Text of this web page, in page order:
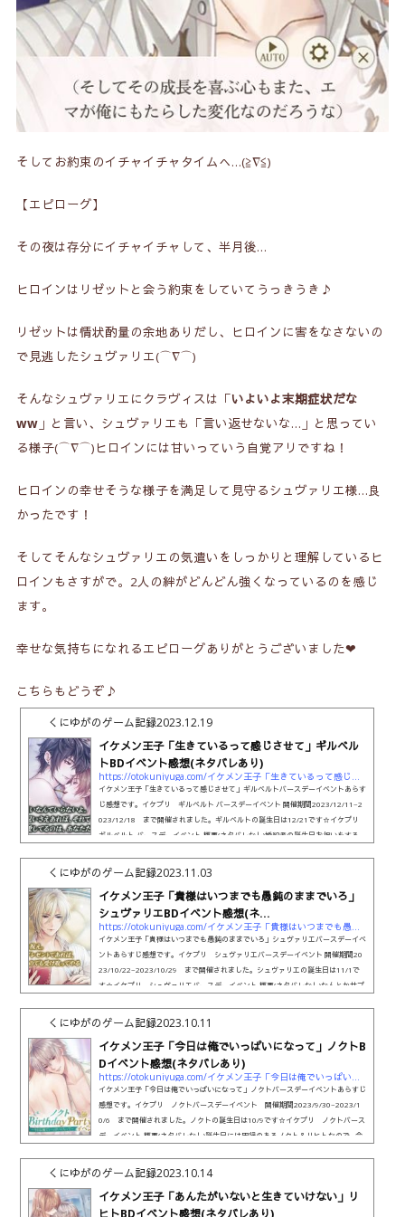
そしてお約束のイチャイチャタイムへ…(≧∇≦)
【エピローグ】
その夜は存分にイチャイチャして、半月後…
ヒロインはリゼットと会う約束をしていてうっきうき♪
リゼットは情状酌量の余地ありだし、ヒロインに害をなさないの
で見逃したシュヴァリエ(⌒∇⌒)
そんなシュヴァリエにクラヴィスは「いよいよ末期症状だな
ww」と言い、シュヴァリエも「言い返せないな…」と思ってい
る様子(⌒∇⌒)ヒロインには甘いっていう自覚アリですね！
ヒロインの幸せそうな様子を満足して見守るシュヴァリエ様…良
かったです！
そしてそんなシュヴァリエの気遣いをしっかりと理解しているヒ
ロインもさすがで。2人の絆がどんどん強くなっているのを感じ
ます。
幸せな気持ちになれるエピローグありがとうございました❤
こちらもどうぞ♪
くにゆがのゲーム記録2023.12.19
イケメン王子「生きているって感じさせて」ギルベル
トBDイベント感想(ネタバレあり)
https://otokuniyuga.com/イケメン王子「生きているって感じさせて」ギル
イケメン王子「生きているって感じさせて」ギルベルトバースデーイベントあらす
じ感想です。イケプリ ギルベルト バースデーイベント 開催期間2023/12/11~2
023/12/18 まで開催されました。ギルベルトの誕生日は12/21です☆イケプリ
ギルベルト バースデーイベント 概要(ネタバレなし)婚約者の誕生日お祝いをする…
日ストーリーです❤イケプリ ギルベルト バースデーイベント あらすじ感想(ネタ
バレあり)ヴァルターさんの定期健診を何とかギルベルトに受...
くにゆがのゲーム記録2023.11.03
イケメン王子「貴様はいつまでも愚鈍のままでいろ」
シュヴァリエBDイベント感想(ネ...
https://otokuniyuga.com/イケメン王子「貴様はいつまでも愚鈍のままでい
イケメン王子「貴様はいつまでも愚鈍のままでいろ」シュヴァリエバースデーイベ
ントあらすじ感想です。イケプリ シュヴァリエバースデーイベント 開催期間20
23/10/22~2023/10/29 まで開催されました。シュヴァリエの誕生日は11/1で
す☆イケプリ シュヴァリエバースデーイベント 概要(ネタバレなし)なんとかサプ
(笑)平和だ…。シュヴァリエ様も幸せそうだ…(⌒∇⌒)良かったね…(⌒∇⌒)イケプリ
シュヴァリエバースデーイベント あらすじ感想(ネタバレあり)シュ...
くにゆがのゲーム記録2023.10.11
イケメン王子「今日は俺でいっぱいになって」ノクトB
Dイベント感想(ネタバレあり)
https://otokuniyuga.com/イケメン王子「今日は俺でいっぱいになって」ノ
イケメン王子「今日は俺でいっぱいになって」ノクトバースデーイベントあらすじ
感想です。イケプリ ノクトバースデーイベント 開催期間2023/9/30~2023/1
0/6 まで開催されました。ノクトの誕生日は10/9です☆イケプリ ノクトバース
デーイベント 概要(ネタバレなし)誕生日には因縁のあるノクト＆リヒトなので…今
た(⌒∇⌒)辛い過去は消えないけど、幸せになっていいんだよ、幸せに…という感じ
でした( ；∀；)イケプリ ノクトバースデーイベント あらすじ感想(...
くにゆがのゲーム記録2023.10.14
イケメン王子「あんたがいないと生きていけない」リ
ヒトBDイベント感想(ネタバレあり)